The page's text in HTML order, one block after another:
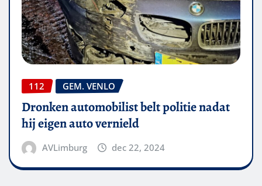
112 GEM. VENLO
Dronken automobilist belt politie nadat
hij eigen auto vernield
AVLimburg dec 22, 2024